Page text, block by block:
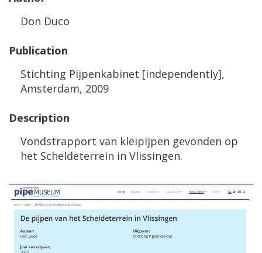
Don Duco
Publication
Stichting Pijpenkabinet [independently],
Amsterdam, 2009
Description
Vondstrapport van kleipijpen gevonden op
het Scheldeterrein in Vlissingen.